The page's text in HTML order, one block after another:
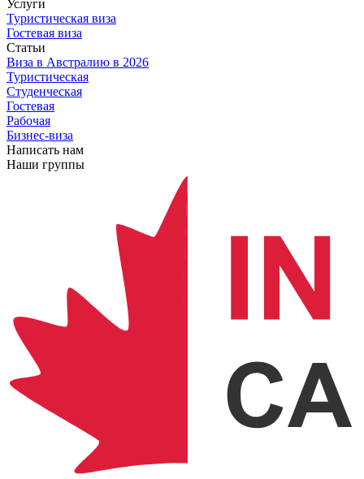
Услуги
Туристическая виза
Гостевая виза
Статьи
Виза в Австралию в 2026
Туристическая
Студенческая
Гостевая
Рабочая
Бизнес-виза
Написать нам
Наши группы